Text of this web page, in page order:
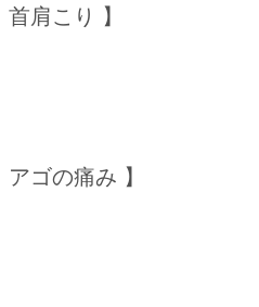
肩こり 】
ゴの痛み 】